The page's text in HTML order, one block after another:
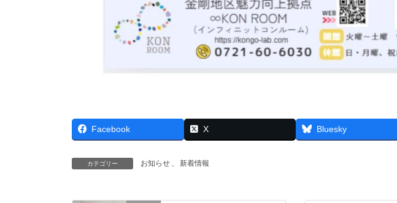
Facebook X Bluesky
カテゴリー お知らせ 、 新着情報